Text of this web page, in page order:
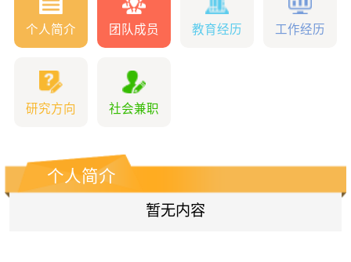
个人简介 团队成员 教育经历 工作经历
研究方向 社会兼职
个人简介
暂无内容